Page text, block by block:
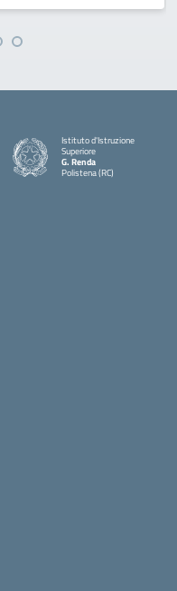
Istituto d'Istruzione
Superiore
G. Renda
Polistena (RC)